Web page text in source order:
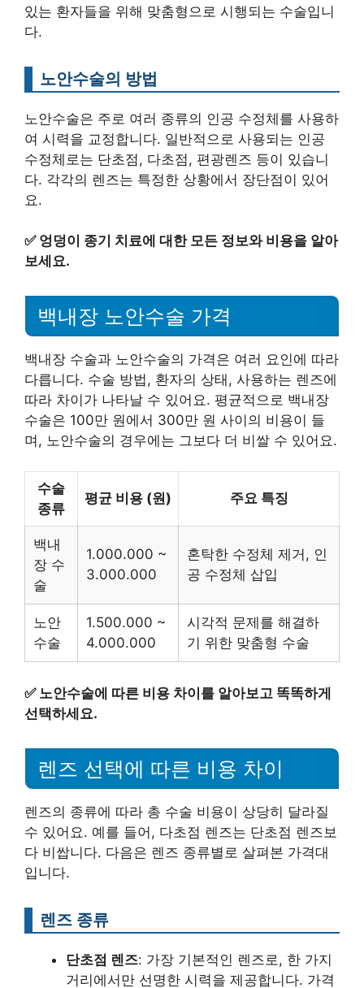
있는 환자들을 위해 맞춤형으로 시행되는 수술입니
다.
노안수술의 방법
노안수술은 주로 여러 종류의 인공 수정체를 사용하
여 시력을 교정합니다. 일반적으로 사용되는 인공
수정체로는 단초점, 다초점, 편광렌즈 등이 있습니
다. 각각의 렌즈는 특정한 상황에서 장단점이 있어
요.
✅ 엉덩이 종기 치료에 대한 모든 정보와 비용을 알아
보세요.
백내장 노안수술 가격
백내장 수술과 노안수술의 가격은 여러 요인에 따라
다릅니다. 수술 방법, 환자의 상태, 사용하는 렌즈에
따라 차이가 나타날 수 있어요. 평균적으로 백내장
수술은 100만 원에서 300만 원 사이의 비용이 들
며, 노안수술의 경우에는 그보다 더 비쌀 수 있어요.
수술
종류
평균 비용 (원) 주요 특징
백내
장 수
술
1.000.000 ~
3.000.000
혼탁한 수정체 제거, 인
공 수정체 삽입
노안
수술
1.500.000 ~
4.000.000
시각적 문제를 해결하
기 위한 맞춤형 수술
✅ 노안수술에 따른 비용 차이를 알아보고 똑똑하게
선택하세요.
렌즈 선택에 따른 비용 차이
렌즈의 종류에 따라 총 수술 비용이 상당히 달라질
수 있어요. 예를 들어, 다초점 렌즈는 단초점 렌즈보
다 비쌉니다. 다음은 렌즈 종류별로 살펴본 가격대
입니다.
렌즈 종류
단초점 렌즈: 가장 기본적인 렌즈로, 한 가지
거리에서만 선명한 시력을 제공합니다. 가격